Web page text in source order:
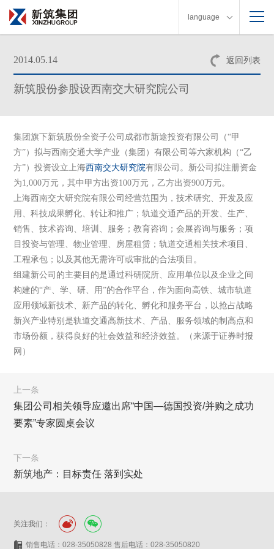
language
返回列表
2014.05.14
新筑股份参股设西南交大研究院公司
集团旗下新筑股份全资子公司成都市新途投资有限公司（“甲
方”）拟与西南交通大学产业（集团）有限公司等六家机构（“乙
方”）投资设立上海西南交大研究院有限公司。新公司拟注册资金
为1,000万元，其中甲方出资100万元，乙方出资900万元。
上海西南交大研究院有限公司经营范围为，技术研究、开发及应
用、科技成果孵化、转让和推广；轨道交通产品的开发、生产、
销售、技术咨询、培训、服务；教育咨询；会展咨询与服务；项
目投资与管理、物业管理、房屋租赁；轨道交通相关技术项目、
工程承包；以及其他无需许可或审批的合法项目。
组建新公司的主要目的是通过科研院所、应用单位以及企业之间
构建的“产、学、研、用”的合作平台，作为面向高铁、城市轨道
应用领域新技术、新产品的转化、孵化和服务平台，以抢占战略
新兴产业特别是轨道交通高新技术、产品、服务领域的制高点和
市场份额，获得良好的社会效益和经济效益。（来源于证券时报
网）
上一条
集团公司相关领导应邀出席“中国—德国投资/并购之成功
要素”专家圆桌会议
下一条
新筑地产：目标责任 落到实处
关注我们：
销售电话：028-35050828 售后电话：028-35050820